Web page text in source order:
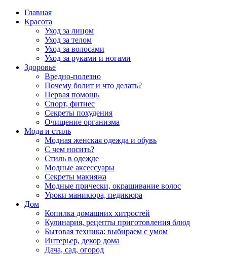
Главная
Красота
Уход за лицом
Уход за телом
Уход за волосами
Уход за руками и ногами
Здоровье
Вредно-полезно
Почему болит и что делать?
Первая помощь
Спорт, фитнес
Секреты похудения
Очищение организма
Мода и стиль
Модная женская одежда и обувь
С чем носить?
Стиль в одежде
Модные аксессуары
Секреты макияжа
Модные прически, окрашивание волос
Уроки маникюра, педикюра
Дом
Копилка домашних хитростей
Кулинария, рецепты приготовления блюд
Бытовая техника: выбираем с умом
Интерьер, декор дома
Дача, сад, огород